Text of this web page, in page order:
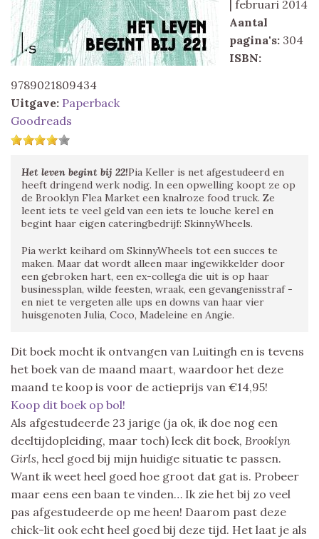
| februari 2014
Aantal
pagina's: 304
ISBN:
9789021809434
Uitgave: Paperback
Goodreads
Het leven begint bij 22!Pia Keller is net afgestudeerd en
heeft dringend werk nodig. In een opwelling koopt ze op
de Brooklyn Flea Market een knalroze food truck. Ze
leent iets te veel geld van een iets te louche kerel en
begint haar eigen cateringbedrijf: SkinnyWheels.
Pia werkt keihard om SkinnyWheels tot een succes te
maken. Maar dat wordt alleen maar ingewikkelder door
een gebroken hart, een ex-collega die uit is op haar
businessplan, wilde feesten, wraak, een gevangenisstraf -
en niet te vergeten alle ups en downs van haar vier
huisgenoten Julia, Coco, Madeleine en Angie.
Dit boek mocht ik ontvangen van Luitingh en is tevens
het boek van de maand maart, waardoor het deze
maand te koop is voor de actieprijs van €14,95!
Koop dit boek op bol!
Als afgestudeerde 23 jarige (ja ok, ik doe nog een
deeltijdopleiding, maar toch) leek dit boek, Brooklyn
Girls, heel goed bij mijn huidige situatie te passen.
Want ik weet heel goed hoe groot dat gat is. Probeer
maar eens een baan te vinden… Ik zie het bij zo veel
pas afgestudeerde op me heen! Daarom past deze
chick-lit ook echt heel goed bij deze tijd. Het laat je als